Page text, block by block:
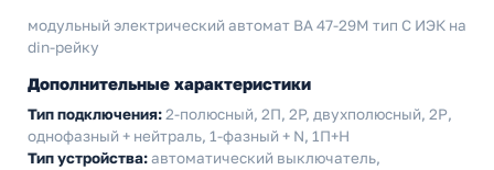
модульный электрический автомат ВА 47-29М тип С ИЭК на
din-рейку
Дополнительные характеристики
Тип подключения:2-полюсный, 2П, 2P, двухполюсный, 2Р,
однофазный + нейтраль, 1-фазный + N, 1П+Н
Тип устройства:автоматический выключатель,